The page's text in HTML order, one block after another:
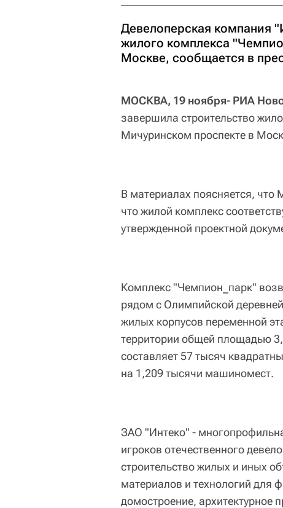
Девелоперская компания
жилого комплекса
Москве, сообщается в
МОСКВА, 19 ноября- РИА
завершила строительство
Мичуринском проспекте в
В материалах поясняется,
что жилой комплекс
утвержденной проектной
Комплекс "Чемпион_парк"
рядом с Олимпийской
жилых корпусов переменной
территории общей площадью
составляет 57 тысяч
на 1,209 тысячи машиномест.
ЗАО "Интеко" -
игроков отечественного
строительство жилых и иных
материалов и технологий для
домостроение, архитектурное